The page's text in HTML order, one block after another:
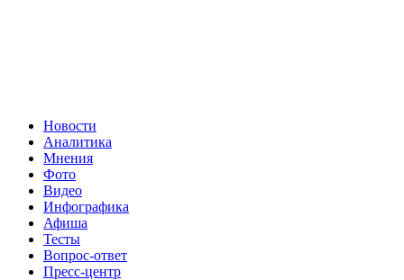
Новости
Аналитика
Мнения
Фото
Видео
Инфографика
Афиша
Тесты
Вопрос-ответ
Пресс-центр